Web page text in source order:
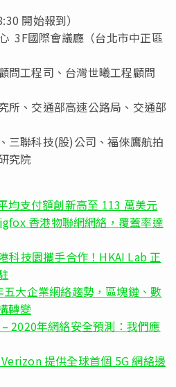
開始報到）
3F國際會議廳 （台北市中正區
問工程司、台灣世曦工程顧問
所、交通部高速公路局、交通部
三聯科技(股)公司、福倈鷹航拍
究院
均支付額創新高至 113 萬美元
香港物聯網網絡，覆蓋率達
科技園攜手合作！HKAI Lab 正
大企業網絡趨勢，區塊鏈、數
轉變
2020年網絡安全預測：我們應
提供全球首個 5G 網絡邊